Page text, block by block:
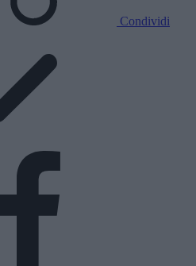
Condividi